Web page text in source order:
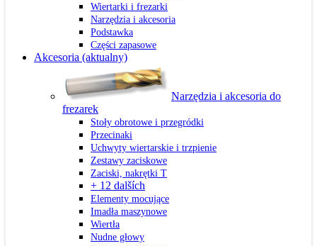
Wiertarki i frezarki
Narzędzia i akcesoria
Podstawka
Części zapasowe
Akcesoria (aktualny)
Narzędzia i akcesoria do
frezarek
Stoły obrotowe i przegródki
Przecinaki
Uchwyty wiertarskie i trzpienie
Zestawy zaciskowe
Zaciski, nakrętki T
+ 12 dalších
Elementy mocujące
Imadła maszynowe
Wiertła
Nudne głowy